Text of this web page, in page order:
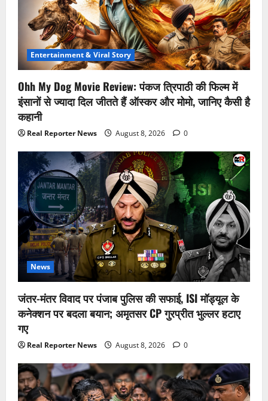
Entertainment & Viral Story
Ohh My Dog Movie Review: पंकज त्रिपाठी की फिल्म में
इंसानों से ज्यादा दिल जीतते हैं ऑस्कर और मोमो, जानिए कैसी है
कहानी
Real Reporter News August 8, 2026 0
News
जंतर-मंतर विवाद पर पंजाब पुलिस की सफाई, ISI मॉड्यूल के
कनेक्शन पर बदला बयान; अमृतसर CP गुरप्रीत भुल्लर हटाए
गए
Real Reporter News August 8, 2026 0